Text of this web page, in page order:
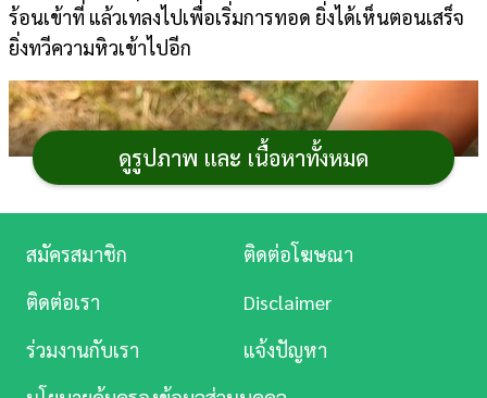
ร้อนเข้าที่ แล้วเทลงไปเพื่อเริ่มการทอด ยิ่งได้เห็นตอนเสร็จ
ยิ่งทวีความหิวเข้าไปอีก
ดูรูปภาพ และ เนื้อหาทั้งหมด
การ
ศึกษา
บันเทิง
ดู
Music
สมัครสมาชิก
ติดต่อโฆษณา
ติดต่อเรา
Disclaimer
ร่วมงานกับเรา
แจ้งปัญหา